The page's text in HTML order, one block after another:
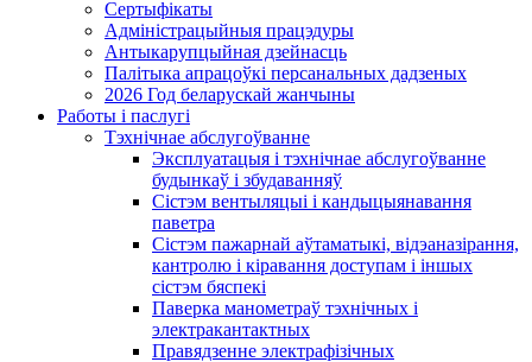
Сертыфікаты
Адміністрацыйныя працэдуры
Антыкарупцыйная дзейнасць
Палітыка апрацоўкі персанальных дадзеных
2026 Год беларускай жанчыны
Работы і паслугі
Тэхнічнае абслугоўванне
Эксплуатацыя і тэхнічнае абслугоўванне
будынкаў і збудаванняў
Сістэм вентыляцыі і кандыцыянавання
паветра
Сістэм пажарнай аўтаматыкі, відэаназірання,
кантролю і кіравання доступам і іншых
сістэм бяспекі
Паверка манометраў тэхнічных і
электракантактных
Правядзенне электрафізічных